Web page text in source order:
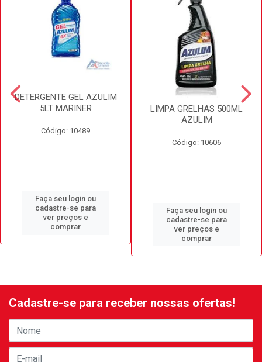
DETERGENTE GEL AZULIM
5LT MARINER
Código: 10489
Faça seu login ou
cadastre-se para
ver preços e
comprar
LIMPA GRELHAS 500ML
AZULIM
Código: 10606
Faça seu login ou
cadastre-se para
ver preços e
comprar
Cadastre-se para receber nossas ofertas!